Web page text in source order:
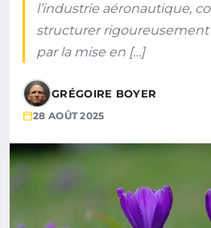
l’industrie aéronautique,
structurer rigoureusement
par la mise en […]
GRÉGOIRE BOYER
28 AOÛT 2025